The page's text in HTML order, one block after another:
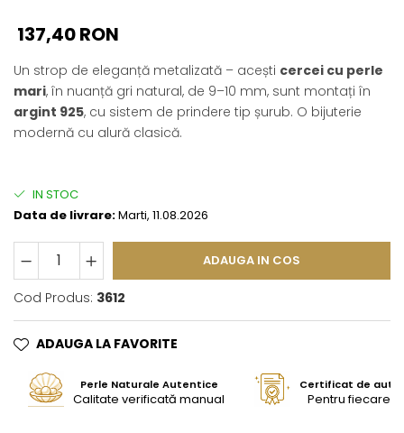
137,40 RON
Un strop de eleganță metalizată – acești cercei cu perle
mari, în nuanță gri natural, de 9–10 mm, sunt montați în
argint 925, cu sistem de prindere tip șurub. O bijuterie
modernă cu alură clasică.
IN STOC
Data de livrare:Marti, 11.08.2026
ADAUGA IN COS
Cod Produs: 3612
ADAUGA LA FAVORITE
Perle Naturale Autentice
Calitate verificată manual
Certificat de
Pentru fiecare